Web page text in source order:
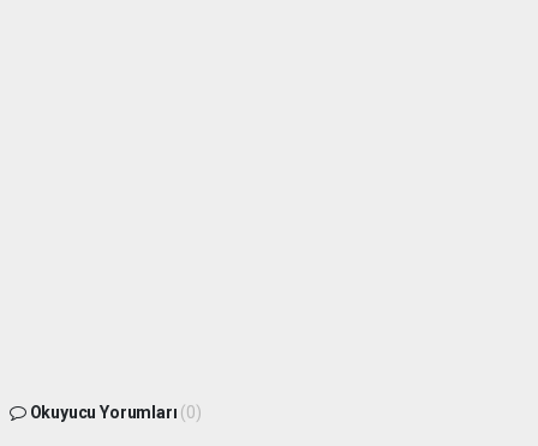
Okuyucu Yorumları (0)